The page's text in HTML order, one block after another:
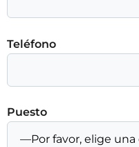
Teléfono
Puesto